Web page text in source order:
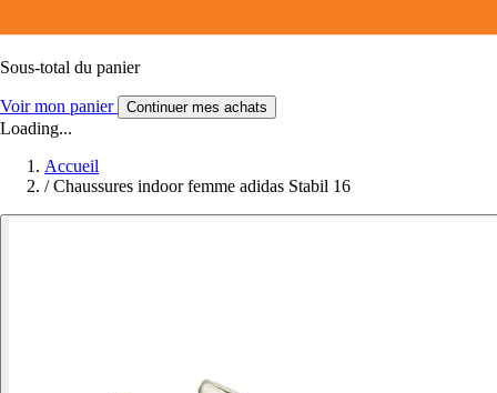
Sous-total du panier
Voir mon panier Continuer mes achats
Loading...
Accueil
/ Chaussures indoor femme adidas Stabil 16